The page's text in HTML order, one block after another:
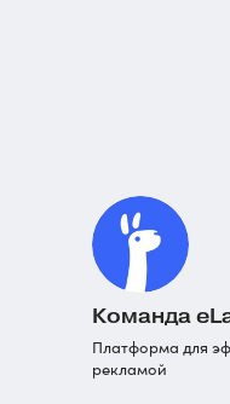
Команда
Платформа для
рекламой